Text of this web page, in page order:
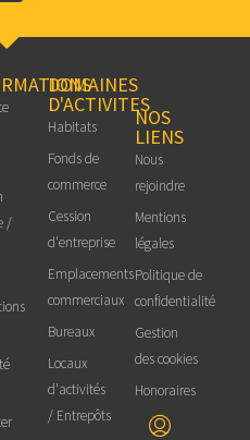
/
DOMAINES
D'ACTIVITES
Habitats
Fonds de
commerce
Cession
d'entreprise
Emplacements
commerciaux
Bureaux
Locaux
d'activités
/ Entrepôts
NOS
LIENS
Nous
rejoindre
Mentions
légales
Politique de
confidentialité
Gestion
des cookies
Honoraires